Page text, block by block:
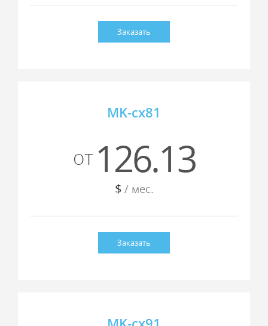
Заказать
MK-cx81
от 126.13
$ / мес.
Заказать